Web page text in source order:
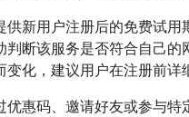
新用户注册后的免费试
判断该服务是否符合自己
化，建议用户在注册前详
惠码、邀请好友或参与